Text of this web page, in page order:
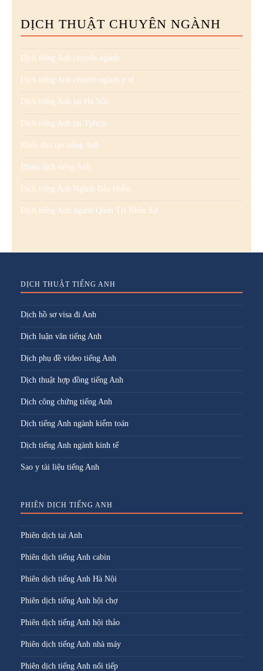
DỊCH THUẬT CHUYÊN NGÀNH
Dịch tiếng Anh chuyên ngành
Dịch tiếng Anh chuyên ngành y tế
Dịch tiếng Anh tại Hà Nội
Dịch tiếng Anh tại Tphcm
Khóa đào tạo tiếng Anh
Phiên dịch tiếng Anh
Dịch tiếng Anh Ngành Bảo Hiểm
Dịch tiếng Anh ngành Quản Trị Nhân Sự
DỊCH THUẬT TIẾNG ANH
Dịch hồ sơ visa đi Anh
Dịch luận văn tiếng Anh
Dịch phụ đề video tiếng Anh
Dịch thuật hợp đồng tiếng Anh
Dịch công chứng tiếng Anh
Dịch tiếng Anh ngành kiểm toán
Dịch tiếng Anh ngành kinh tế
Sao y tài liệu tiếng Anh
PHIÊN DỊCH TIẾNG ANH
Phiên dịch tại Anh
Phiên dịch tiếng Anh cabin
Phiên dịch tiếng Anh Hà Nội
Phiên dịch tiếng Anh hội chợ
Phiên dịch tiếng Anh hội thảo
Phiên dịch tiếng Anh nhà máy
Phiên dịch tiếng Anh nối tiếp